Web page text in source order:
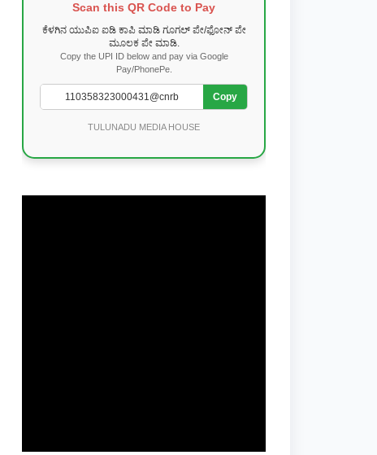
Scan this QR Code to Pay
ಕೆಳಗಿನ ಯುಪಿಐ ಐಡಿ ಕಾಪಿ ಮಾಡಿ ಗೂಗಲ್ ಪೇ/ಫೋನ್ ಪೇ
ಮೂಲಕ ಪೇ ಮಾಡಿ.
Copy the UPI ID below and pay via Google
Pay/PhonePe.
Copy
TULUNADU MEDIA HOUSE